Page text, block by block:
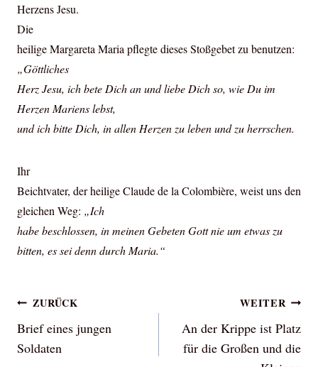
Herzens Jesu.
Die
heilige Margareta Maria pflegte dieses Stoßgebet zu benutzen:
„Göttliches
Herz Jesu, ich bete Dich an und liebe Dich so, wie Du im
Herzen Mariens lebst,
und ich bitte Dich, in allen Herzen zu leben und zu herrschen.
Ihr
Beichtvater, der heilige Claude de la Colombière, weist uns den
gleichen Weg: „Ich
habe beschlossen, in meinen Gebeten Gott nie um etwas zu
bitten, es sei denn durch Maria.“
Beitragsnavigation
ZURÜCK
Brief eines jungen
Soldaten
WEITER
An der Krippe ist Platz
für die Großen und die